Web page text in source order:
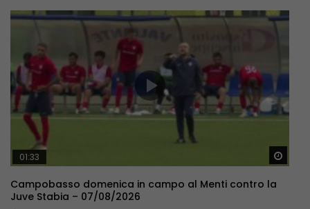
01:33
Campobasso domenica in campo al Menti contro la
Juve Stabia – 07/08/2026